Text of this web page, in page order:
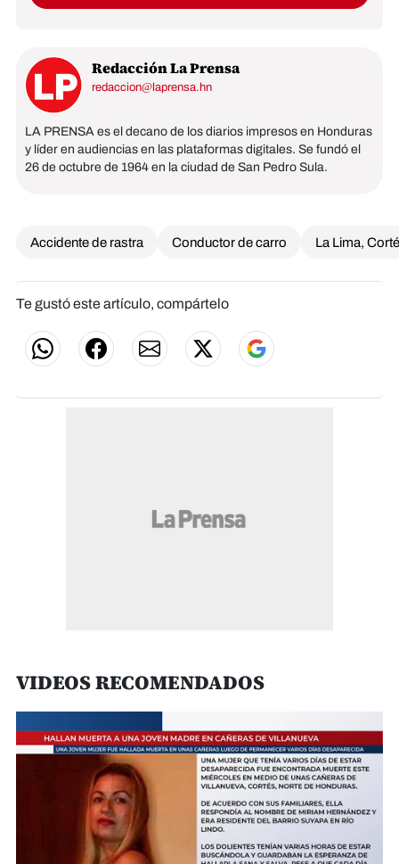
Redacción La Prensa
redaccion@laprensa.hn
LA PRENSA es el decano de los diarios impresos en Honduras
y líder en audiencias en las plataformas digitales. Se fundó el
26 de octubre de 1964 en la ciudad de San Pedro Sula.
Accidente de rastra Conductor de carro La Lima,
Te gustó este artículo, compártelo
VIDEOS RECOMENDADOS